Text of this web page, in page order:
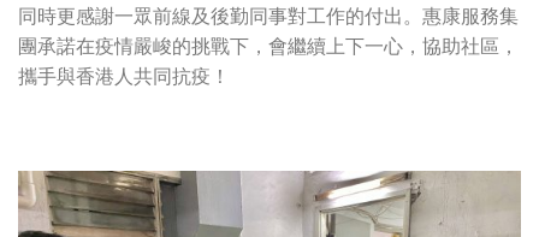
同時更感謝一眾前線及後勤同事對工作的付出。惠康服務集
團承諾在疫情嚴峻的挑戰下，會繼續上下一心，協助社區，
攜手與香港人共同抗疫！